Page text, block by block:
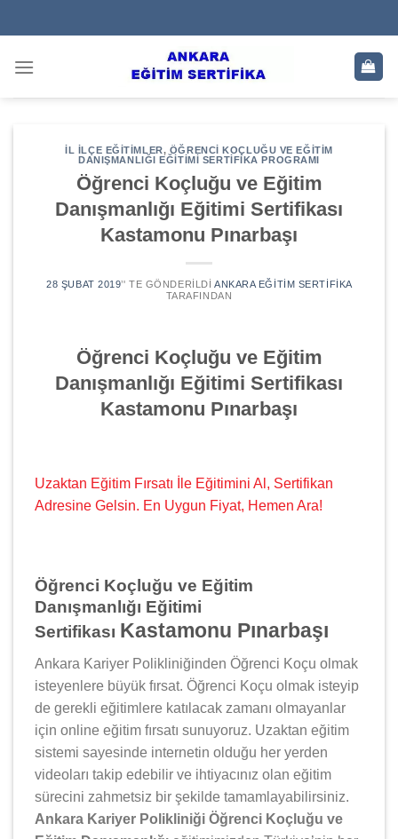
to
İL İLÇE EĞITIMLER, ÖĞRENCI KOÇLUĞU VE EĞITIM
DANIŞMANLIĞI EĞITIMI SERTIFIKA PROGRAMI
Öğrenci Koçluğu ve Eğitim
Danışmanlığı Eğitimi Sertifikası
Kastamonu Pınarbaşı
28 ŞUBAT 2019’' TE GÖNDERILDI ANKARA EĞITIM SERTIFIKA
TARAFINDAN
Öğrenci Koçluğu ve Eğitim
Danışmanlığı Eğitimi Sertifikası
Kastamonu Pınarbaşı
Uzaktan Eğitim Fırsatı İle Eğitimini Al, Sertifikan
Adresine Gelsin. En Uygun Fiyat, Hemen Ara!
Öğrenci Koçluğu ve Eğitim
Danışmanlığı Eğitimi
Sertifikası Kastamonu Pınarbaşı
Ankara Kariyer Polikliniğinden Öğrenci Koçu olmak
isteyenlere büyük fırsat. Öğrenci Koçu olmak isteyip
de gerekli eğitimlere katılacak zamanı olmayanlar
için online eğitim fırsatı sunuyoruz. Uzaktan eğitim
sistemi sayesinde internetin olduğu her yerden
videoları takip edebilir ve ihtiyacınız olan eğitim
sürecini zahmetsiz bir şekilde tamamlayabilirsiniz.
Ankara Kariyer Polikliniği Öğrenci Koçluğu ve